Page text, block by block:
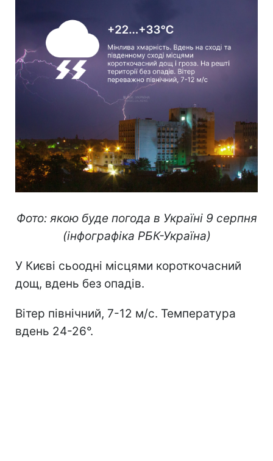
Фото: якою буде погода в Україні 9 серпня
(інфографіка РБК-Україна)
У Києві сьоодні місцями короткочасний
дощ, вдень без опадів.
Вітер північний, 7-12 м/с. Температура
вдень 24-26°.